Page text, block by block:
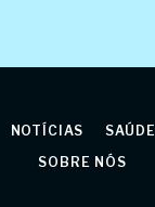
NOTÍCIAS SAÚDE
SOBRE NÓS